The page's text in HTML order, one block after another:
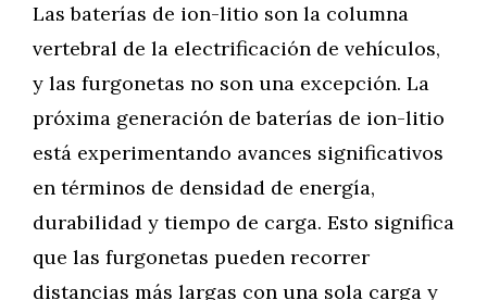
Las baterías de ion-litio son la columna
vertebral de la electrificación de vehículos,
y las furgonetas no son una excepción. La
próxima generación de baterías de ion-litio
está experimentando avances significativos
en términos de densidad de energía,
durabilidad y tiempo de carga. Esto significa
que las furgonetas pueden recorrer
distancias más largas con una sola carga y